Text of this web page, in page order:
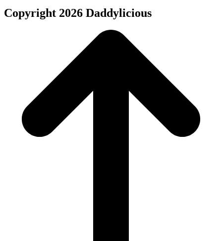
Copyright 2026 Daddylicious